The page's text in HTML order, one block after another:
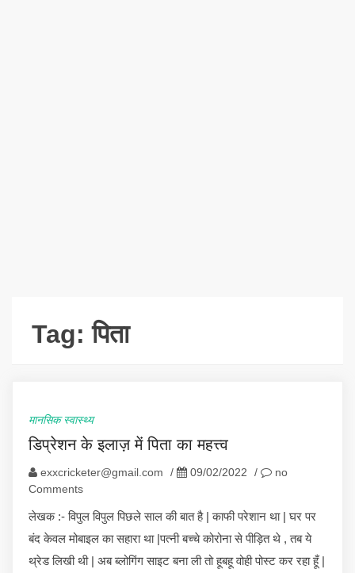
Tag:पिता
मानसिक स्वास्थ्य
डिप्रेशन के इलाज़ में पिता का महत्त्व
exxcricketer@gmail.com / 09/02/2022 /
no
Comments
लेखक :- विपुल विपुल पिछले साल की बात है | काफी परेशान था | घर पर
बंद केवल मोबाइल का सहारा था |पत्नी बच्चे कोरोना से पीड़ित थे , तब ये
थ्रेड लिखी थी | अब ब्लोगिंग साइट बना ली तो हूबहू वोही पोस्ट कर रहा हूँ |